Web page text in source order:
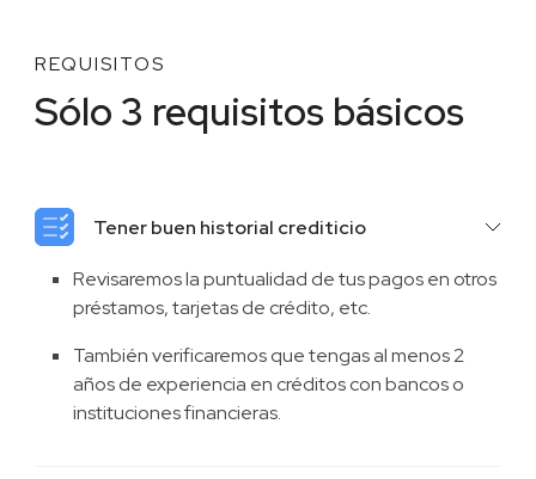
REQUISITOS
Sólo 3 requisitos básicos
Tener buen historial crediticio
Revisaremos la puntualidad de tus pagos en otros
préstamos, tarjetas de crédito, etc.
También verificaremos que tengas al menos 2
años de experiencia en créditos con bancos o
instituciones financieras.